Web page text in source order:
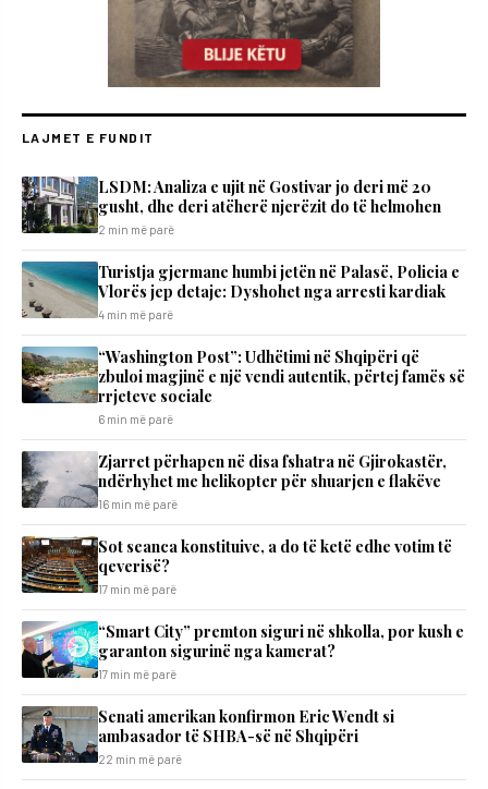
LAJMET E FUNDIT
LSDM: Analiza e ujit në Gostivar jo deri më 20
gusht, dhe deri atëherë njerëzit do të helmohen
2 min më parë
Turistja gjermane humbi jetën në Palasë, Policia e
Vlorës jep detaje: Dyshohet nga arresti kardiak
4 min më parë
“Washington Post”: Udhëtimi në Shqipëri që
zbuloi magjinë e një vendi autentik, përtej famës së
rrjeteve sociale
6 min më parë
Zjarret përhapen në disa fshatra në Gjirokastër,
ndërhyhet me helikopter për shuarjen e flakëve
16 min më parë
Sot seanca konstituive, a do të ketë edhe votim të
qeverisë?
17 min më parë
“Smart City” premton siguri në shkolla, por kush e
garanton sigurinë nga kamerat?
17 min më parë
Senati amerikan konfirmon Eric Wendt si
ambasador të SHBA-së në Shqipëri
22 min më parë